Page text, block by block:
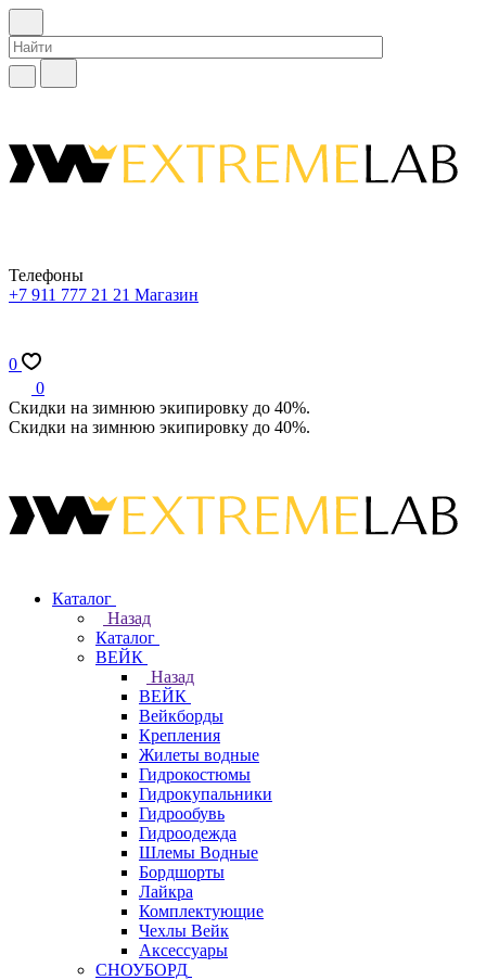
Телефоны
+7 911 777 21 21 Магазин
0
0
Скидки на зимнюю экипировку до 40%.
Скидки на зимнюю экипировку до 40%.
Каталог
Назад
Каталог
ВЕЙК
Назад
ВЕЙК
Вейкборды
Крепления
Жилеты водные
Гидрокостюмы
Гидрокупальники
Гидрообувь
Гидроодежда
Шлемы Водные
Бордшорты
Лайкра
Комплектующие
Чехлы Вейк
Аксессуары
СНОУБОРД